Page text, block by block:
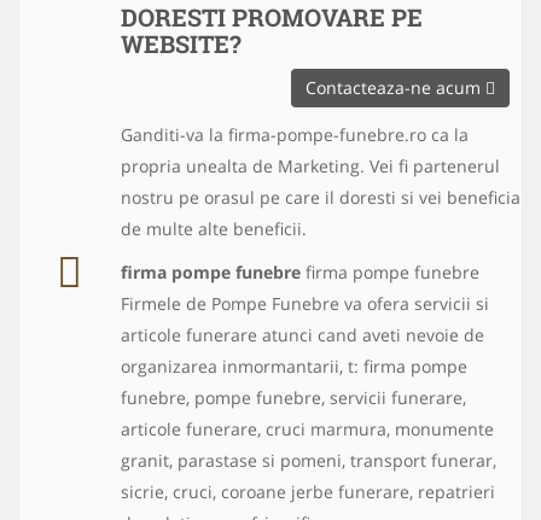
DORESTI PROMOVARE PE
WEBSITE?
Contacteaza-ne acum
Ganditi-va la firma-pompe-funebre.ro ca la
propria unealta de Marketing. Vei fi partenerul
nostru pe orasul pe care il doresti si vei beneficia
de multe alte beneficii.
firma pompe funebrefirma pompe funebre
Firmele de Pompe Funebre va ofera servicii si
articole funerare atunci cand aveti nevoie de
organizarea inmormantarii, t: firma pompe
funebre, pompe funebre, servicii funerare,
articole funerare, cruci marmura, monumente
granit, parastase si pomeni, transport funerar,
sicrie, cruci, coroane jerbe funerare, repatrieri